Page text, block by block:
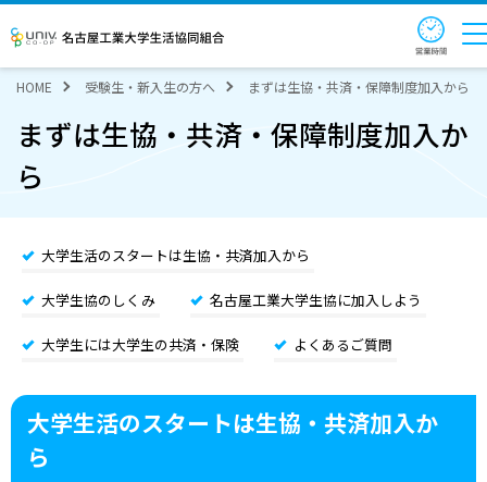
名古屋工業大学生活協同組合
営
HOME 受験生・新入生の方へ まずは生協・共済・保障制度加入から
まずは生協・共済・保障制度加入か
ら
大学生活のスタートは生協・共済加入から
大学生協のしくみ 名古屋工業大学生協に加入しよう
大学生には大学生の共済・保険 よくあるご質問
大学生活のスタートは生協・共済加入か
ら